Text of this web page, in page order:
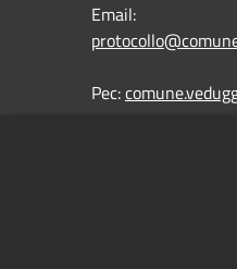
Email:
Pec: